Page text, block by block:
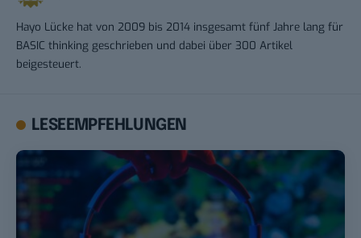
Hayo Lücke hat von 2009 bis 2014 insgesamt fünf Jahre lang für
BASIC thinking geschrieben und dabei über 300 Artikel
beigesteuert.
LESEEMPFEHLUNGEN